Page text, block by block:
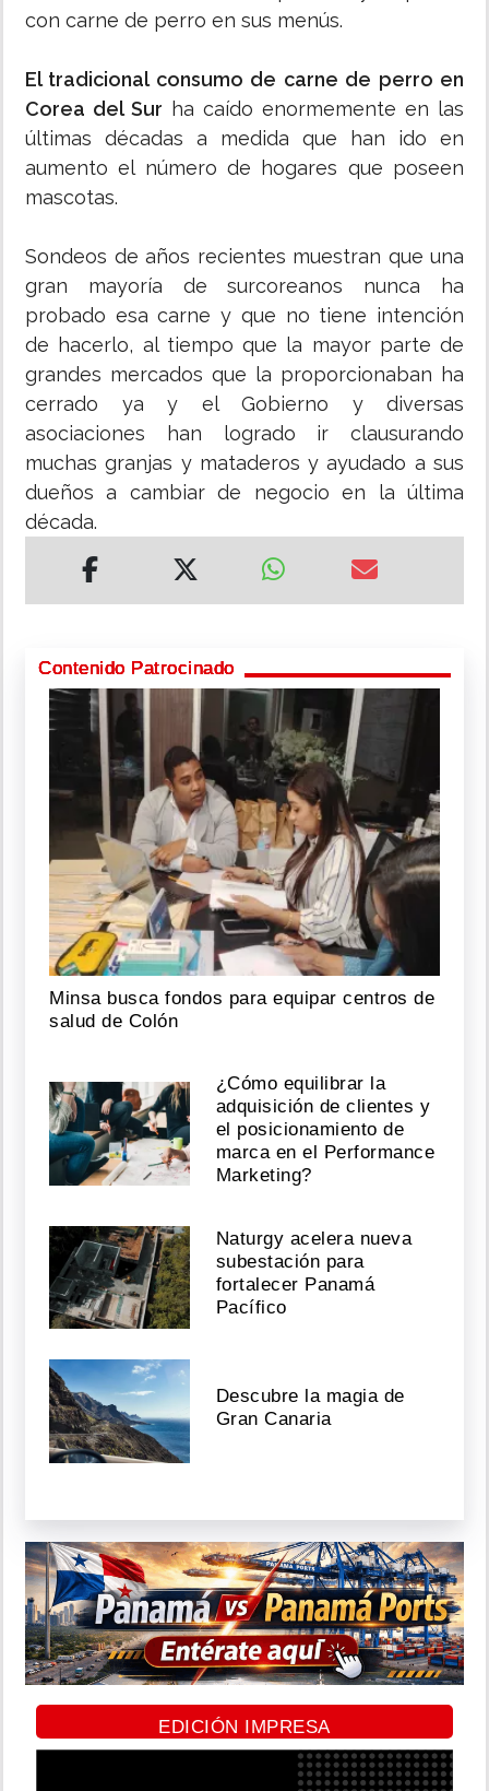
con carne de perro en sus menús.
El tradicional consumo de carne de perro en
Corea del Sur ha caído enormemente en las
últimas décadas a medida que han ido en
aumento el número de hogares que poseen
mascotas.
Sondeos de años recientes muestran que una
gran mayoría de surcoreanos nunca ha
probado esa carne y que no tiene intención
de hacerlo, al tiempo que la mayor parte de
grandes mercados que la proporcionaban ha
cerrado ya y el Gobierno y diversas
asociaciones han logrado ir clausurando
muchas granjas y mataderos y ayudado a sus
dueños a cambiar de negocio en la última
década.
Contenido Patrocinado
Minsa busca fondos para equipar centros de
salud de Colón
¿Cómo equilibrar la
adquisición de clientes y
el posicionamiento de
marca en el Performance
Marketing?
Naturgy acelera nueva
subestación para
fortalecer Panamá
Pacífico
Descubre la magia de
Gran Canaria
EDICIÓN IMPRESA